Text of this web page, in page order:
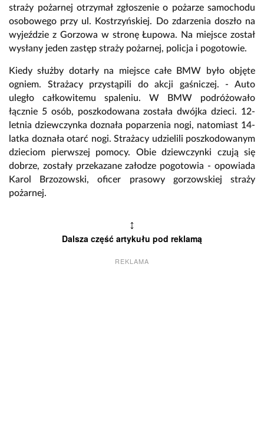
straży pożarnej otrzymał zgłoszenie o pożarze samochodu
osobowego przy ul. Kostrzyńskiej. Do zdarzenia doszło na
wyjeździe z Gorzowa w stronę Łupowa. Na miejsce został
wysłany jeden zastęp straży pożarnej, policja i pogotowie.
Kiedy służby dotarły na miejsce całe BMW było objęte
ogniem. Strażacy przystąpili do akcji gaśniczej. - Auto
uległo całkowitemu spaleniu. W BMW podróżowało
łącznie 5 osób, poszkodowana została dwójka dzieci. 12-
letnia dziewczynka doznała poparzenia nogi, natomiast 14-
latka doznała otarć nogi. Strażacy udzielili poszkodowanym
dzieciom pierwszej pomocy. Obie dziewczynki czują się
dobrze, zostały przekazane załodze pogotowia - opowiada
Karol Brzozowski, oficer prasowy gorzowskiej straży
pożarnej.
↕
Dalsza część artykułu pod reklamą
REKLAMA